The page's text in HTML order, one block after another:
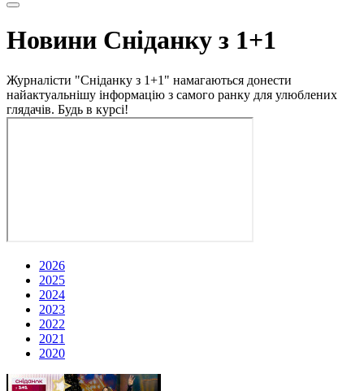
Новини Сніданку з 1+1
Журналісти "Сніданку з 1+1" намагаються донести
найактуальнішу інформацію з самого ранку для улюблених
глядачів. Будь в курсі!
2026
2025
2024
2023
2022
2021
2020